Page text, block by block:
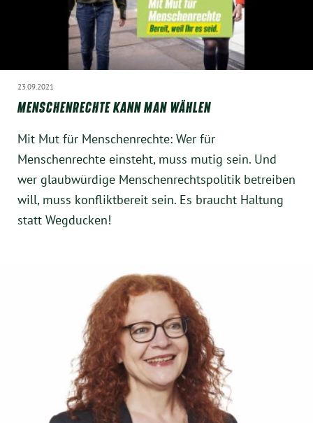
23.09.2021
MENSCHENRECHTE KANN MAN WÄHLEN
Mit Mut für Menschenrechte: Wer für
Menschenrechte einsteht, muss mutig sein. Und
wer glaubwürdige Menschenrechtspolitik betreiben
will, muss konfliktbereit sein. Es braucht Haltung
statt Wegducken!